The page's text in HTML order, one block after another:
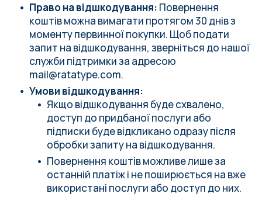
Право на відшкодування: Повернення
коштів можна вимагати протягом 30 днів з
моменту первинної покупки. Щоб подати
запит на відшкодування, зверніться до нашої
служби підтримки за адресою
mail@ratatype.com.
Умови відшкодування:
Якщо відшкодування буде схвалено,
доступ до придбаної послуги або
підписки буде відкликано одразу після
обробки запиту на відшкодування.
Повернення коштів можливе лише за
останній платіж і не поширюється на вже
використані послуги або доступ до них.